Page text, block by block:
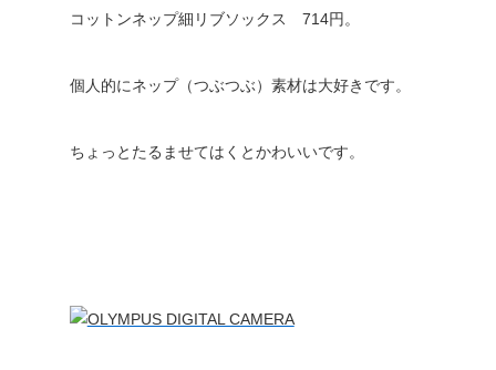
コットンネップ細リブソックス 714円。
個人的にネップ（つぶつぶ）素材は大好きです。
ちょっとたるませてはくとかわいいです。